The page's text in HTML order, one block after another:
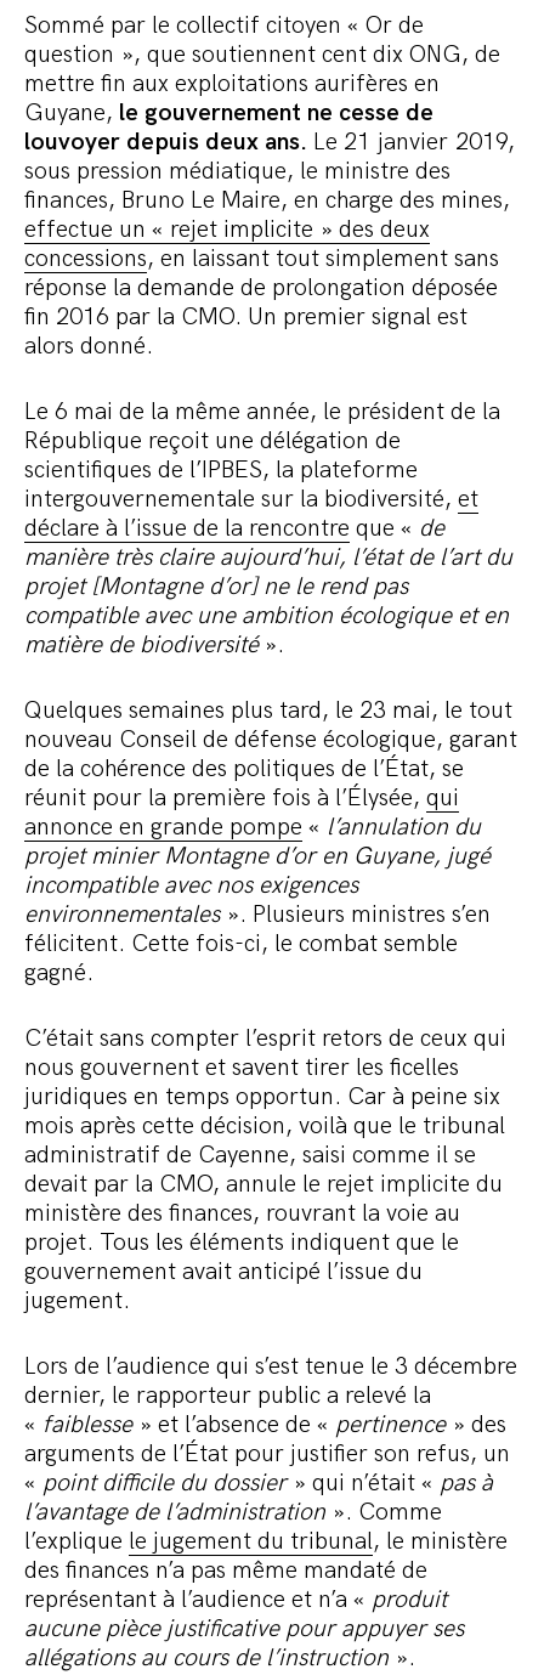
Sommé par le collectif citoyen « Or de
question », que soutiennent cent dix ONG, de
mettre fin aux exploitations aurifères en
Guyane, le gouvernement ne cesse de
louvoyer depuis deux ans. Le 21 janvier 2019,
sous pression médiatique, le ministre des
finances, Bruno Le Maire, en charge des mines,
effectue un « rejet implicite » des deux
concessions, en laissant tout simplement sans
réponse la demande de prolongation déposée
fin 2016 par la CMO. Un premier signal est
alors donné.
Le 6 mai de la même année, le président de la
République reçoit une délégation de
scientifiques de l’IPBES, la plateforme
intergouvernementale sur la biodiversité, et
déclare à l’issue de la rencontre que « de
manière très claire aujourd’hui, l’état de l’art du
projet [Montagne d’or] ne le rend pas
compatible avec une ambition écologique et en
matière de biodiversité ».
Quelques semaines plus tard, le 23 mai, le tout
nouveau Conseil de défense écologique, garant
de la cohérence des politiques de l’État, se
réunit pour la première fois à l’Élysée, qui
annonce en grande pompe « l’annulation du
projet minier Montagne d’or en Guyane, jugé
incompatible avec nos exigences
environnementales». Plusieurs ministres s’en
félicitent. Cette fois-ci, le combat semble
gagné.
C’était sans compter l’esprit retors de ceux qui
nous gouvernent et savent tirer les ficelles
juridiques en temps opportun. Car à peine six
mois après cette décision, voilà que le tribunal
administratif de Cayenne, saisi comme il se
devait par la CMO, annule le rejet implicite du
ministère des finances, rouvrant la voie au
projet. Tous les éléments indiquent que le
gouvernement avait anticipé l’issue du
jugement.
Lors de l’audience qui s’est tenue le 3 décembre
dernier, le rapporteur public a relevé la
« faiblesse» et l’absence de « pertinence» des
arguments de l’État pour justifier son refus, un
« point difficile du dossier» qui n’était « pas à
l’avantage de l’administration ». Comme
l’explique le jugement du tribunal, le ministère
des finances n’a pas même mandaté de
représentant à l’audience et n’a « produit
aucune pièce justificative pour appuyer ses
allégations au cours de l’instruction ».